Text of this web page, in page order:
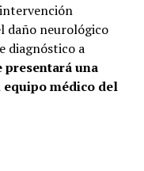
daño neurológico
diagnóstico a
presentará una
médico del